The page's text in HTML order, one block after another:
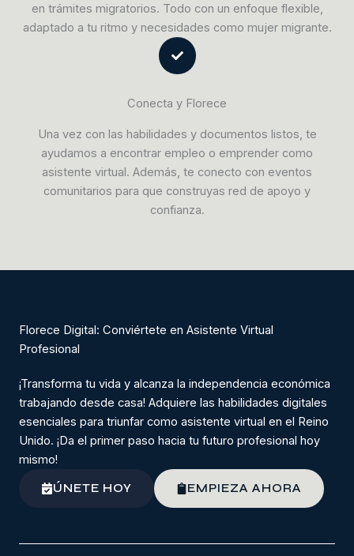
en trámites migratorios. Todo con un enfoque flexible,
adaptado a tu ritmo y necesidades como mujer migrante.
Conecta y Florece
Una vez con las habilidades y documentos listos, te
ayudamos a encontrar empleo o emprender como
asistente virtual. Además, te conecto con eventos
comunitarios para que construyas red de apoyo y
confianza.
Florece Digital: Conviértete en Asistente Virtual
Profesional
¡Transforma tu vida y alcanza la independencia económica
trabajando desde casa! Adquiere las habilidades digitales
esenciales para triunfar como asistente virtual en el Reino
Unido. ¡Da el primer paso hacia tu futuro profesional hoy
mismo!
ÚNETE HOY EMPIEZA AHORA